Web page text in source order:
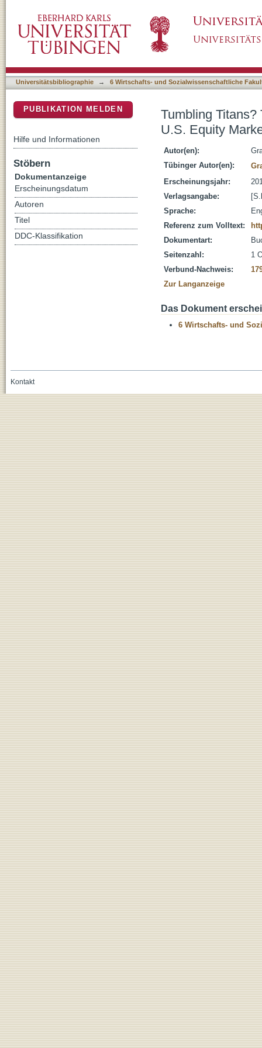
Universitätsbibliographie → 6 Wirtschafts- und Sozialwissenschaftliche
Tumbling
U.S. Equity
Autor(en):
Tübinger Autor(en):
Erscheinungsjahr:
Verlagsangabe:
Sprache:
Referenz zum Volltext:
Dokumentart:
Seitenzahl:
1
Verbund-Nachweis:
Zur Langanzeige
Das Dokument
6 Wirtschafts- und
PUBLIKATION MELDEN
Hilfe und Informationen
Stöbern
Dokumentanzeige
Erscheinungsdatum
Autoren
Titel
DDC-Klassifikation
Kontakt